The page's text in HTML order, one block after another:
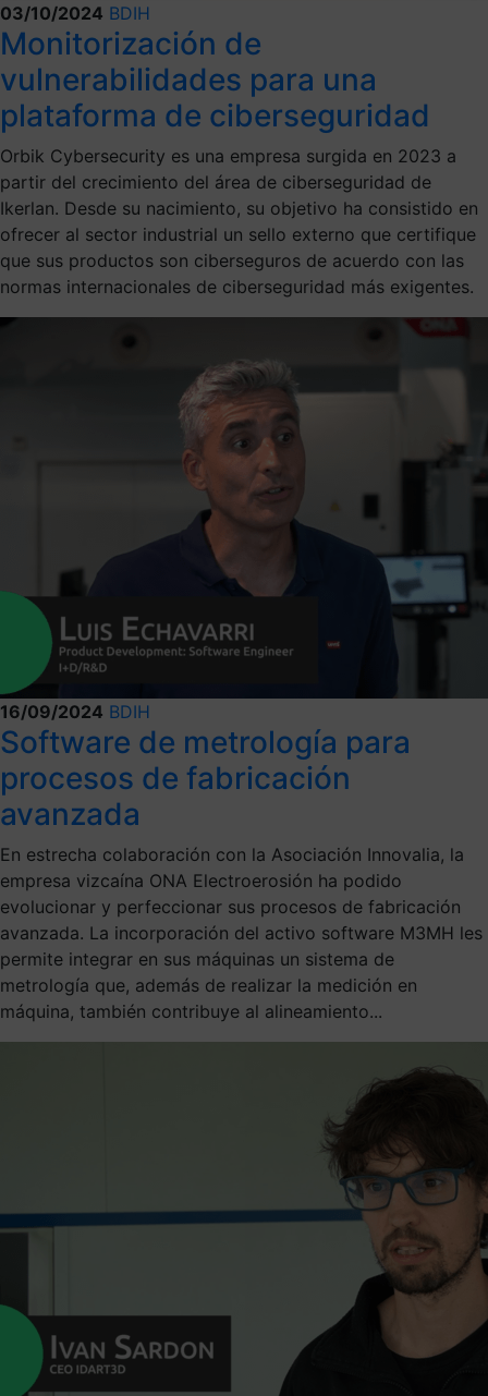
03/10/2024 BDIH
Monitorización de
vulnerabilidades para una
plataforma de ciberseguridad
Orbik Cybersecurity es una empresa surgida en 2023 a
partir del crecimiento del área de ciberseguridad de
Ikerlan. Desde su nacimiento, su objetivo ha consistido en
ofrecer al sector industrial un sello externo que certifique
que sus productos son ciberseguros de acuerdo con las
normas internacionales de ciberseguridad más exigentes.
16/09/2024 BDIH
Software de metrología para
procesos de fabricación
avanzada
En estrecha colaboración con la Asociación Innovalia, la
empresa vizcaína ONA Electroerosión ha podido
evolucionar y perfeccionar sus procesos de fabricación
avanzada. La incorporación del activo software M3MH les
permite integrar en sus máquinas un sistema de
metrología que, además de realizar la medición en
máquina, también contribuye al alineamiento...